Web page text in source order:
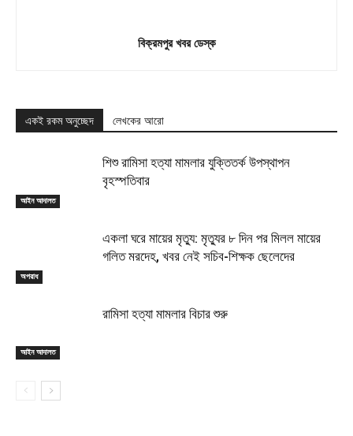
বিক্রমপুর খবর ডেস্ক
একই রকম অনুচ্ছেদ লেখকের আরো
আইন আদালত
শিশু রামিসা হত্যা মামলার যুক্তিতর্ক উপস্থাপন
বৃহস্পতিবার
অপরাধ
একলা ঘরে মায়ের মৃত্যু: মৃত্যুর ৮ দিন পর মিলল মায়ের
গলিত মরদেহ, খবর নেই সচিব-শিক্ষক ছেলেদের
আইন আদালত
রামিসা হত্যা মামলার বিচার শুরু